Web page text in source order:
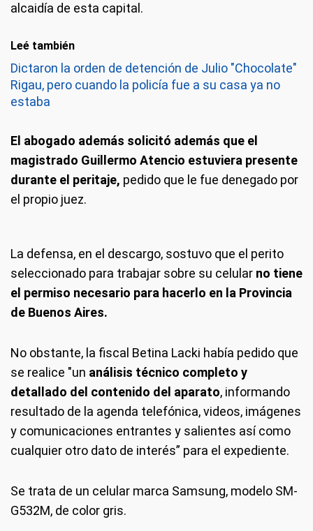
alcaidía de esta capital.
Leé también
Dictaron la orden de detención de Julio "Chocolate"
Rigau, pero cuando la policía fue a su casa ya no
estaba
El abogado además solicitó además que el
magistrado Guillermo Atencio estuviera presente
durante el peritaje, pedido que le fue denegado por
el propio juez.
La defensa, en el descargo, sostuvo que el perito
seleccionado para trabajar sobre su celular no tiene
el permiso necesario para hacerlo en la Provincia
de Buenos Aires.
No obstante, la fiscal Betina Lacki había pedido que
se realice "un análisis técnico completo y
detallado del contenido del aparato, informando
resultado de la agenda telefónica, videos, imágenes
y comunicaciones entrantes y salientes así como
cualquier otro dato de interés” para el expediente.
Se trata de un celular marca Samsung, modelo SM-
G532M, de color gris.